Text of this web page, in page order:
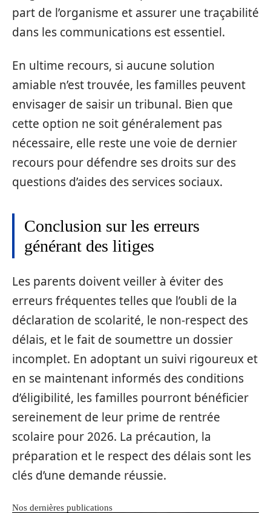
part de l’organisme et assurer une traçabilité
dans les communications est essentiel.
En ultime recours, si aucune solution
amiable n’est trouvée, les familles peuvent
envisager de saisir un tribunal. Bien que
cette option ne soit généralement pas
nécessaire, elle reste une voie de dernier
recours pour défendre ses droits sur des
questions d’aides des services sociaux.
Conclusion sur les erreurs
générant des litiges
Les parents doivent veiller à éviter des
erreurs fréquentes telles que l’oubli de la
déclaration de scolarité, le non-respect des
délais, et le fait de soumettre un dossier
incomplet. En adoptant un suivi rigoureux et
en se maintenant informés des conditions
d’éligibilité, les familles pourront bénéficier
sereinement de leur prime de rentrée
scolaire pour 2026. La précaution, la
préparation et le respect des délais sont les
clés d’une demande réussie.
Nos dernières publications